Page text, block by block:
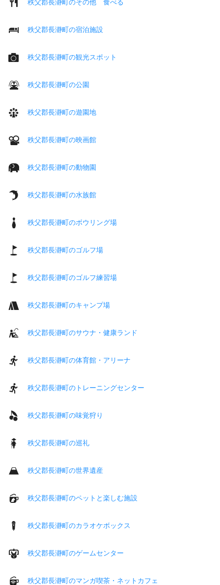
秩父郡長瀞町のその他 食べる
秩父郡長瀞町の宿泊施設
秩父郡長瀞町の観光スポット
秩父郡長瀞町の公園
秩父郡長瀞町の遊園地
秩父郡長瀞町の映画館
秩父郡長瀞町の動物園
秩父郡長瀞町の水族館
秩父郡長瀞町のボウリング場
秩父郡長瀞町のゴルフ場
秩父郡長瀞町のゴルフ練習場
秩父郡長瀞町のキャンプ場
秩父郡長瀞町のサウナ・健康ランド
秩父郡長瀞町の体育館・アリーナ
秩父郡長瀞町のトレーニングセンター
秩父郡長瀞町の味覚狩り
秩父郡長瀞町の巡礼
秩父郡長瀞町の世界遺産
秩父郡長瀞町のペットと楽しむ施設
秩父郡長瀞町のカラオケボックス
秩父郡長瀞町のゲームセンター
秩父郡長瀞町のマンガ喫茶・ネットカフェ